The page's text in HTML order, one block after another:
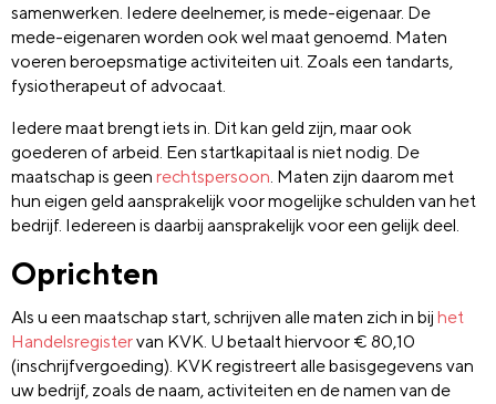
samenwerken. Iedere deelnemer, is mede-eigenaar. De
mede-eigenaren worden ook wel maat genoemd. Maten
voeren beroepsmatige activiteiten uit. Zoals een tandarts,
fysiotherapeut of advocaat.
Iedere maat brengt iets in. Dit kan geld zijn, maar ook
goederen of arbeid. Een startkapitaal is niet nodig. De
maatschap is geen rechtspersoon . Maten zijn daarom met
hun eigen geld aansprakelijk voor mogelijke schulden van het
bedrijf. Iedereen is daarbij aansprakelijk voor een gelijk deel.
Oprichten
Als u een maatschap start, schrijven alle maten zich in bij het
Handelsregistervan KVK. U betaalt hiervoor € 80,10
(inschrijfvergoeding). KVK registreert alle basisgegevens van
uw bedrijf, zoals de naam, activiteiten en de namen van de